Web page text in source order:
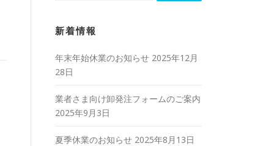
新着情報
年末年始休業のお知らせ 2025年12月
28日
業者さま向け卸発注フォームのご案内
2025年9月3日
夏季休業のお知らせ 2025年8月13日